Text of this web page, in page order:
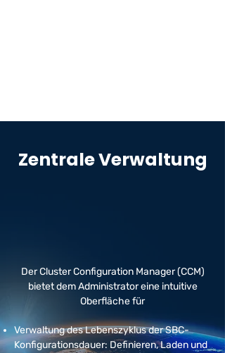
Zentrale Verwaltung
Der Cluster Configuration Manager (CCM)
bietet dem Administrator eine intuitive
Oberfläche für
Verwaltung des Lebenszyklus der SBC-
Konfigurationsdauer: Definieren, Laden und